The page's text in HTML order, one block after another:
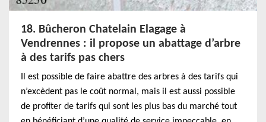
18. Bûcheron Chatelain Elagage à
Vendrennes : il propose un abattage d’arbre
à des tarifs pas chers
Il est possible de faire abattre des arbres à des tarifs qui
n’excèdent pas le coût normal, mais il est aussi possible
de profiter de tarifs qui sont les plus bas du marché tout